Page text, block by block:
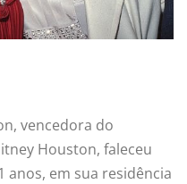
vencedora do
Houston, faleceu
anos, em sua residência